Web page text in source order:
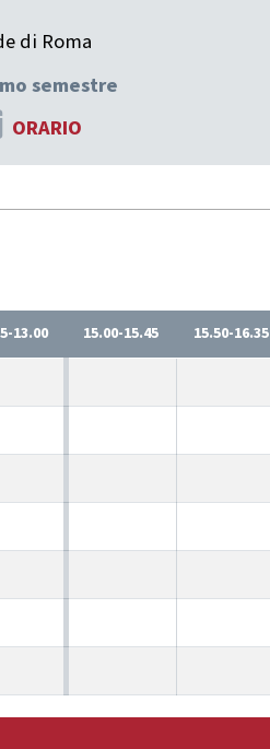
di Roma
semestre
ORARIO
13.00 15.00-15.45 15.50-16.35